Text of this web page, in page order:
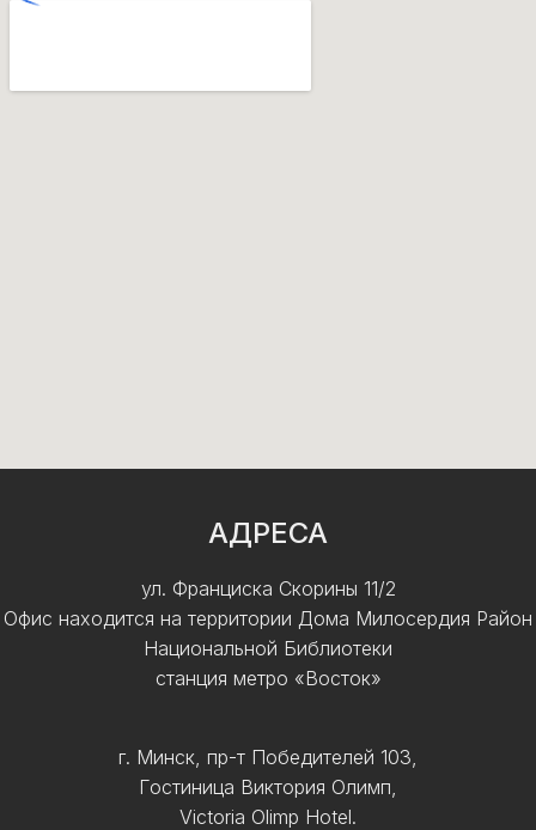
АДРЕСА
ул. Франциска Скорины 11/2
Офис находится на территории Дома Милосердия Район
Национальной Библиотеки
станция метро «Восток»
г. Минск, пр-т Победителей 103,
Гостиница Виктория Олимп,
Victoria Olimp Hotel.